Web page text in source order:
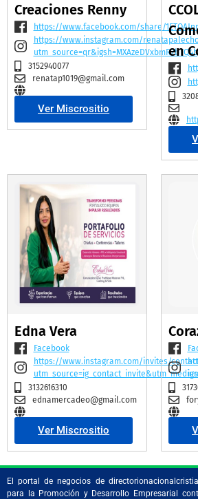
Creaciones Renny
https://www.facebook.com/share/
https://www.instagram.com/
3152940077
renatap1019@gmail.com
Ver Miscrositio
en
Edna Vera
Facebook
https://www.instagram.com/invites/
3132616310
ednamercadeo@gmail.com
Ver Miscrositio
El portal de negocios de
para la Promoción y Desarrollo Empresarial